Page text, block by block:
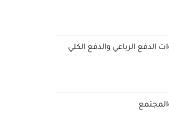
الدفع الرباعي والدفع الكلي